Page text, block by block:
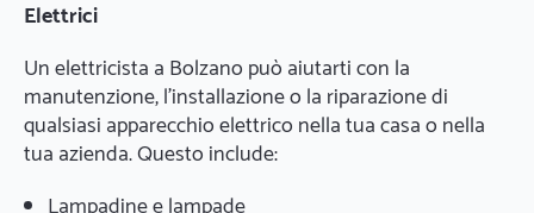
Elettrici
Un elettricista a Bolzano può aiutarti con la
manutenzione, l'installazione o la riparazione di
qualsiasi apparecchio elettrico nella tua casa o nella
tua azienda. Questo include: